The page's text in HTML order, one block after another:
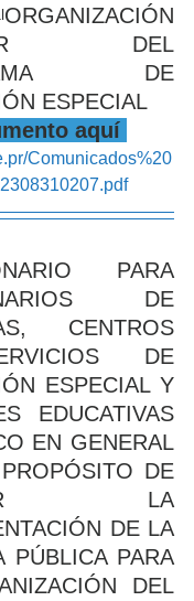
DEL
DE
ESPECIAL
aquí
Comunicados%20
PARA
DE
CENTROS
DE
ESPECIAL Y
EDUCATIVAS
EN GENERAL
DE
LA
DE LA
PÚBLICA PARA
DEL